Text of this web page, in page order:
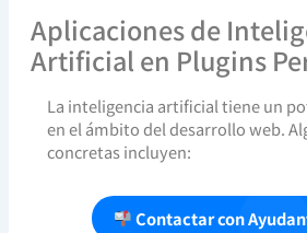
Aplicaciones de
Artificial en Plugins
La inteligencia artificial tiene un
en el ámbito del desarrollo web.
concretas incluyen:
Contactar con